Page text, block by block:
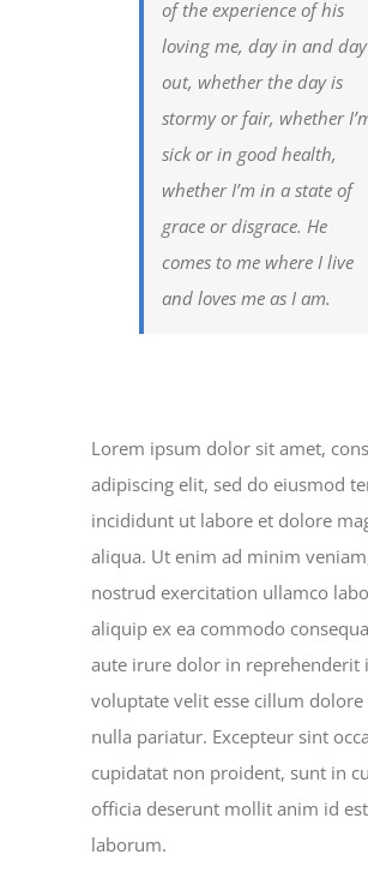
of the experience of his
loving me, day in and day
out, whether the day is
stormy or fair, whether
sick or in good health,
whether I’m in a state of
grace or disgrace. He
comes to me where I live
and loves me as I am.
Lorem ipsum dolor sit amet,
adipiscing elit, sed do eiusmod
incididunt ut labore et dolore
aliqua. Ut enim ad minim
nostrud exercitation ullamco
aliquip ex ea commodo
aute irure dolor in reprehenderit
voluptate velit esse cillum dolore
nulla pariatur. Excepteur sint
cupidatat non proident, sunt in
officia deserunt mollit anim id est
laborum.